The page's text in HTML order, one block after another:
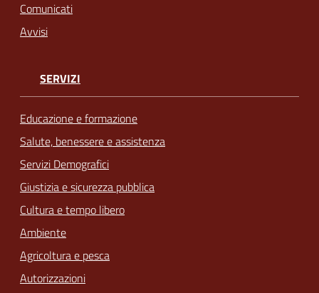
Comunicati
Avvisi
SERVIZI
Educazione e formazione
Salute, benessere e assistenza
Servizi Demografici
Giustizia e sicurezza pubblica
Cultura e tempo libero
Ambiente
Agricoltura e pesca
Autorizzazioni